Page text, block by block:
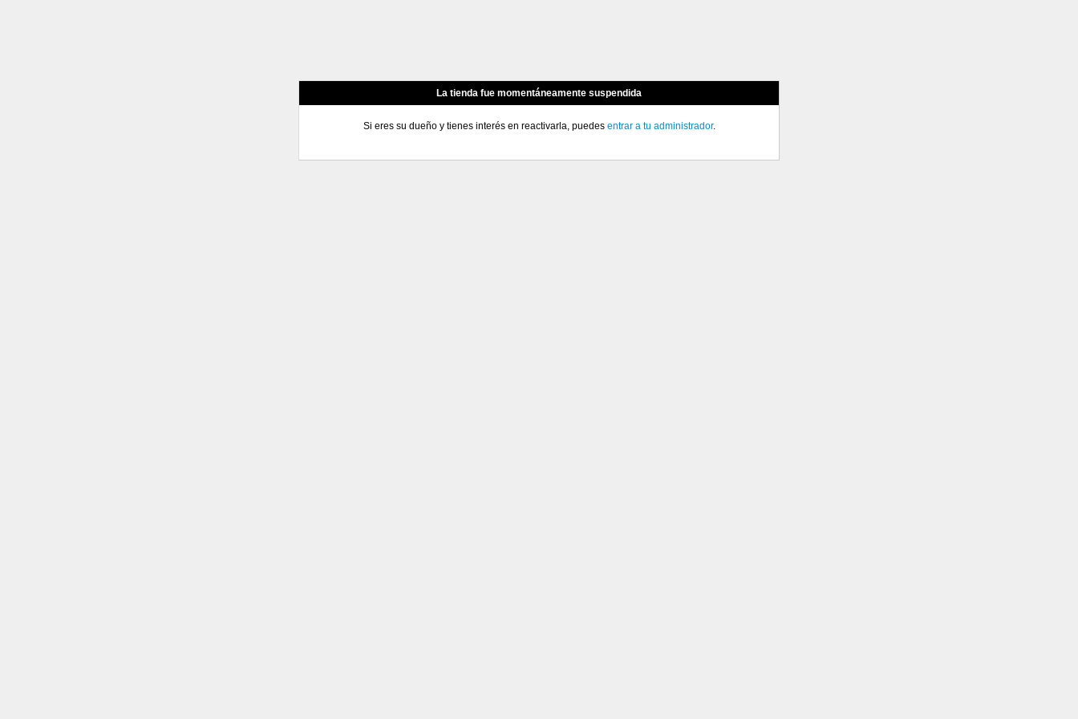
La tienda fue momentáneamente suspendida
Si eres su dueño y tienes interés en reactivarla, puedes entrar a tu administrador.